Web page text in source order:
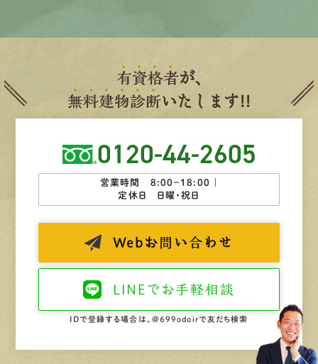
有資格者が、
無料建物診断いたします!!
0120-44-2605
営業時間 8:00−18:00 ｜
定休日 日曜・祝日
Web お問い合わせ
LINEで お手軽相談
IDで登録する場合は、@699odoirで友だち検索